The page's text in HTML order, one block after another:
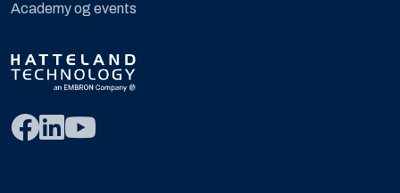
Academy og events